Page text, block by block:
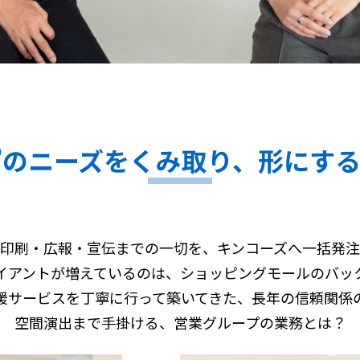
ニーズをくみ取り、形にす
刷・広報・宣伝までの一切を、キンコーズへ一括発
アントが増えているのは、ショッピングモールのバッ
サービスを丁寧に行って築いてきた、長年の信頼関係
空間演出まで手掛ける、営業グループの業務とは？